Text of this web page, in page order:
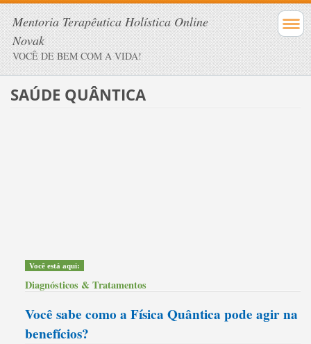
Mentoria Terapêutica Holística Online
Novak
VOCÊ DE BEM COM A VIDA!
SAÚDE QUÂNTICA
Você está aqui:
Diagnósticos & Tratamentos
Você sabe como a Física Quântica pode agir na
benefícios?